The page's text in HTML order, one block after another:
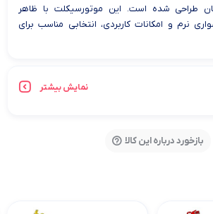
طراحی شده است. این موتورسیکلت با ظاهر
نرم و امکانات کاربردی، انتخابی مناسب برای
نمایش بیشتر
بازخورد درباره این کالا